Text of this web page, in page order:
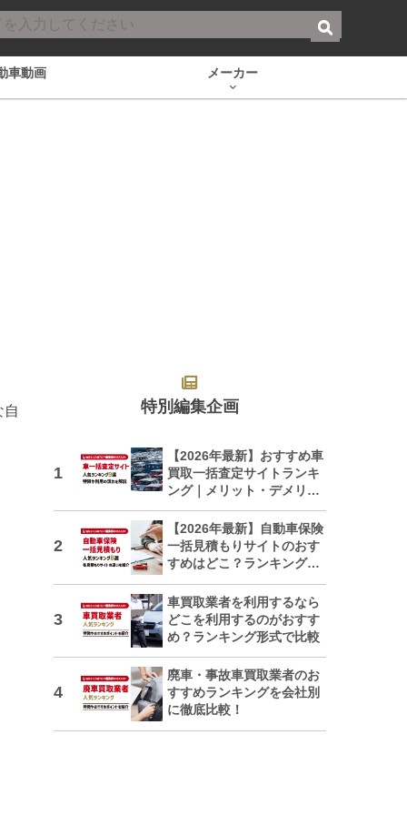
車動画 メーカー
自 特別編集企画
【2026年最新】おすすめ車
買取一括査定サイトランキ
ング｜メリット・デメリッ
トも解説
【2026年最新】自動車保険
一括見積もりサイトのおす
すめはどこ？ランキングで
車買取業者を利用するなら
どこを利用するのがおすす
め？ランキング形式で比較
廃車・事故車買取業者のお
すすめランキングを会社別
に徹底比較！